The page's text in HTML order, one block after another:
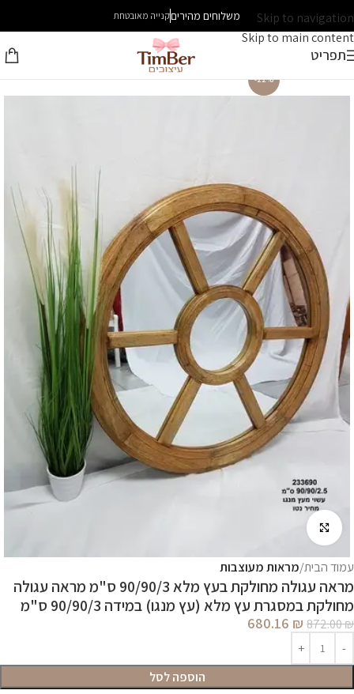
Skip to navigation
Skip to main content
משלוחים מהיריםקנייה מאובטחת
תפריט
עמוד הבית מראות מעוצבות
מראה עגולה מחולקת בעץ מלא 90/90/3 ס"מ מראה עגולה
מחולקת במסגרת עץ מלא (עץ מנגו) במידה 90/90/3 ס"מ
872.00₪
680.16 ₪
הוספה לסל
-22%
לחץ להגדלה